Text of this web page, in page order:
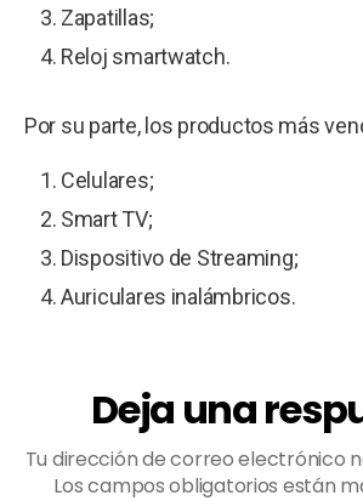
Zapatillas;
Reloj smartwatch.
Por su parte, los productos más
Celulares;
Smart TV;
Dispositivo de Streaming;
Auriculares inalámbricos.
Deja una
Tu dirección de correo electrónico
Los campos obligatorios están